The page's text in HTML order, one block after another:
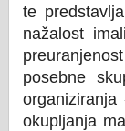
te
nažalost
posebne
okupljanja